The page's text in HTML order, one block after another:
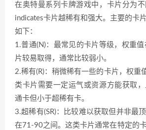
在奥特曼系列卡牌游戏中，卡片分为
indicates卡片越稀有和强大。主要的卡
如下：
1.普通(N)：最常见的卡片等级，权重
片较易取得，通常比较弱小。
2.稀有(R)：稍微稀有一些的卡片，权重
类卡片需要一定运气或资源方能获取
通卡但小于超稀有卡。
3.超稀有(SR)：比较难以获取但并非最
在71-90之间。这类卡片通常在特定的